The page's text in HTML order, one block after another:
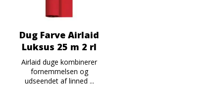
Dug Farve Airlaid
Luksus 25 m 2 rl
Airlaid duge kombinerer
fornemmelsen og
udseendet af linned ...